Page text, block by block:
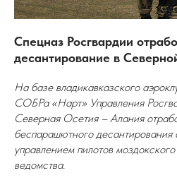
Спецназ Росгвардии
десантирование в
На базе владикавказского
СОБРа «Нарт» Управления
Северная Осетия – Алания
беспарашютного
управлением пилотов
ведомства.